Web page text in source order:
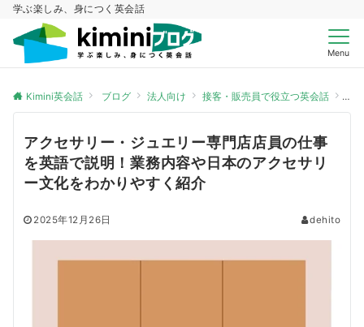
学ぶ楽しみ、身につく英会話
Menu
Kimini英会話 ブログ 法人向け 接客・販売員で役立つ英会話 ア
アクセサリー・ジュエリー専門店店員の仕事
を英語で説明！業務内容や日本のアクセサリ
ー文化をわかりやすく紹介
2025年12月26日 dehito